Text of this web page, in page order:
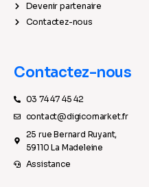
Devenir partenaire
Contactez-nous
Contactez-nous
03 74 47 45 42
contact@digicomarket.fr
25 rue Bernard Ruyant,
59110 La Madeleine
Assistance